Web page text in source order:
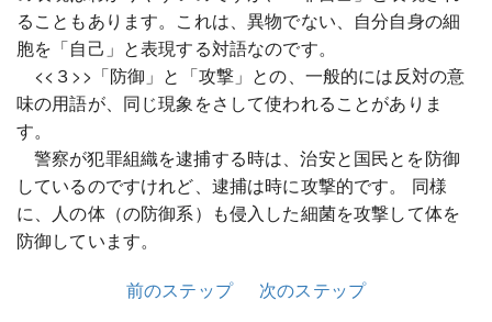
ることもあります。これは、異物でない、自分自身の細
胞を「自己」と表現する対語なのです。
<<３>>「防御」と「攻撃」との、一般的には反対の意
味の用語が、同じ現象をさして使われることがありま
す。
警察が犯罪組織を逮捕する時は、治安と国民とを防御
しているのですけれど、逮捕は時に攻撃的です。 同様
に、人の体（の防御系）も侵入した細菌を攻撃して体を
防御しています。
前のステップ
次のステップ